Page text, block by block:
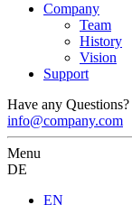
Company
Team
History
Vision
Support
Have any Questions?
info@company.com
Menu
DE
EN